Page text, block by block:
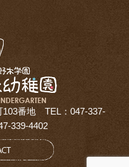
103番地 TEL：047-337-
339-4402